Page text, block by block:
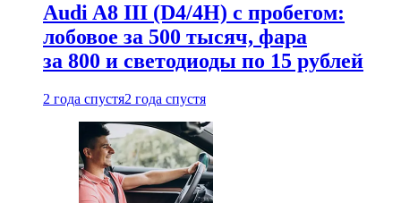
Audi A8 III (D4/4H) c пробегом:
лобовое за 500 тысяч, фара
за 800 и светодиоды по 15 рублей
2 года спустя2 года спустя